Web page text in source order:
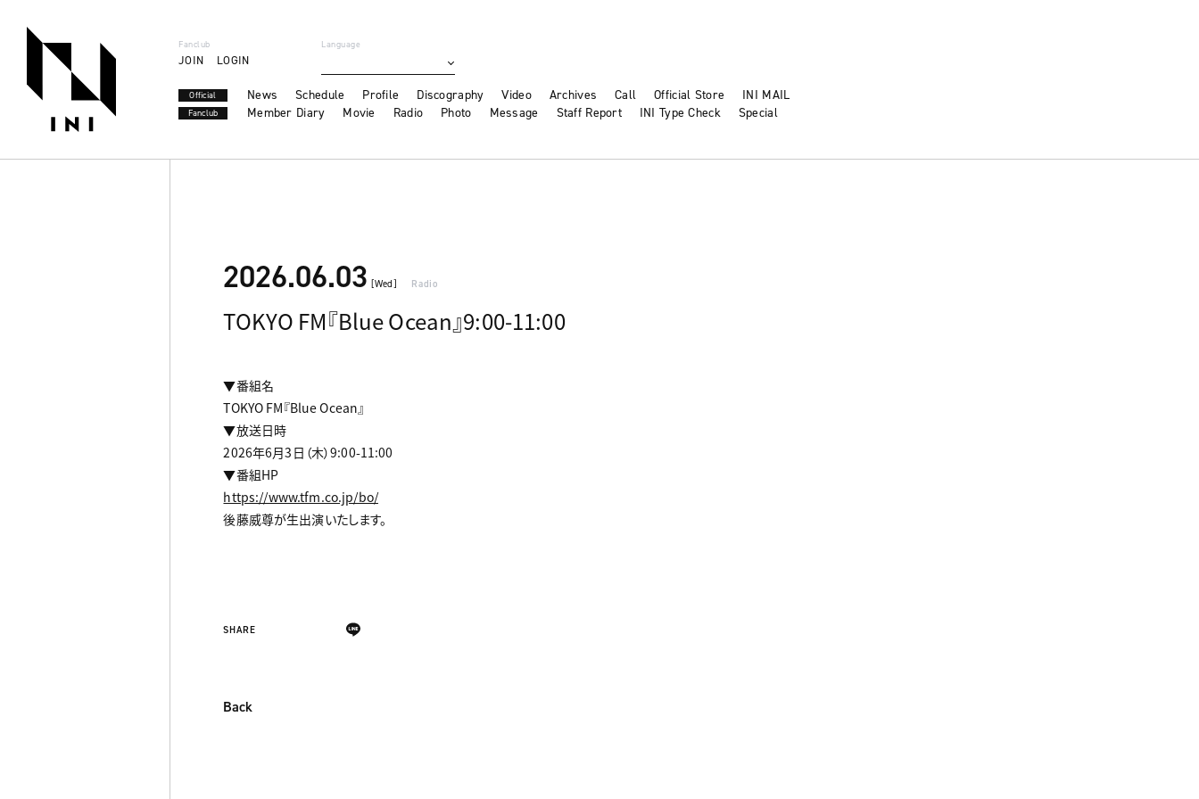
Fanclub
JOIN LOGIN
Language
Official News Schedule Profile Discography Video Archives Call Official Store INI MAIL
Fanclub Member Diary Movie Radio Photo Message Staff Report INI Type Check Special
2026.06.03 [Wed] Radio
TOKYO FM『Blue Ocean』9:00-11:00
▼番組名
TOKYO FM『Blue Ocean』
▼放送日時
2026年6月3日（木）9:00-11:00
▼番組HP
https://www.tfm.co.jp/bo/
後藤威尊が生出演いたします。
SHARE
Back